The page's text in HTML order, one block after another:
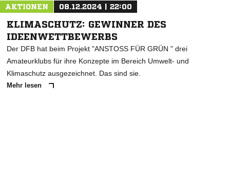
AKTIONEN 08.12.2024 | 22:00
KLIMASCHUTZ: GEWINNER DES
IDEENWETTBEWERBS
Der DFB hat beim Projekt "ANSTOSS FÜR GRÜN " drei
Amateurklubs für ihre Konzepte im Bereich Umwelt- und
Klimaschutz ausgezeichnet. Das sind sie.
Mehr lesen